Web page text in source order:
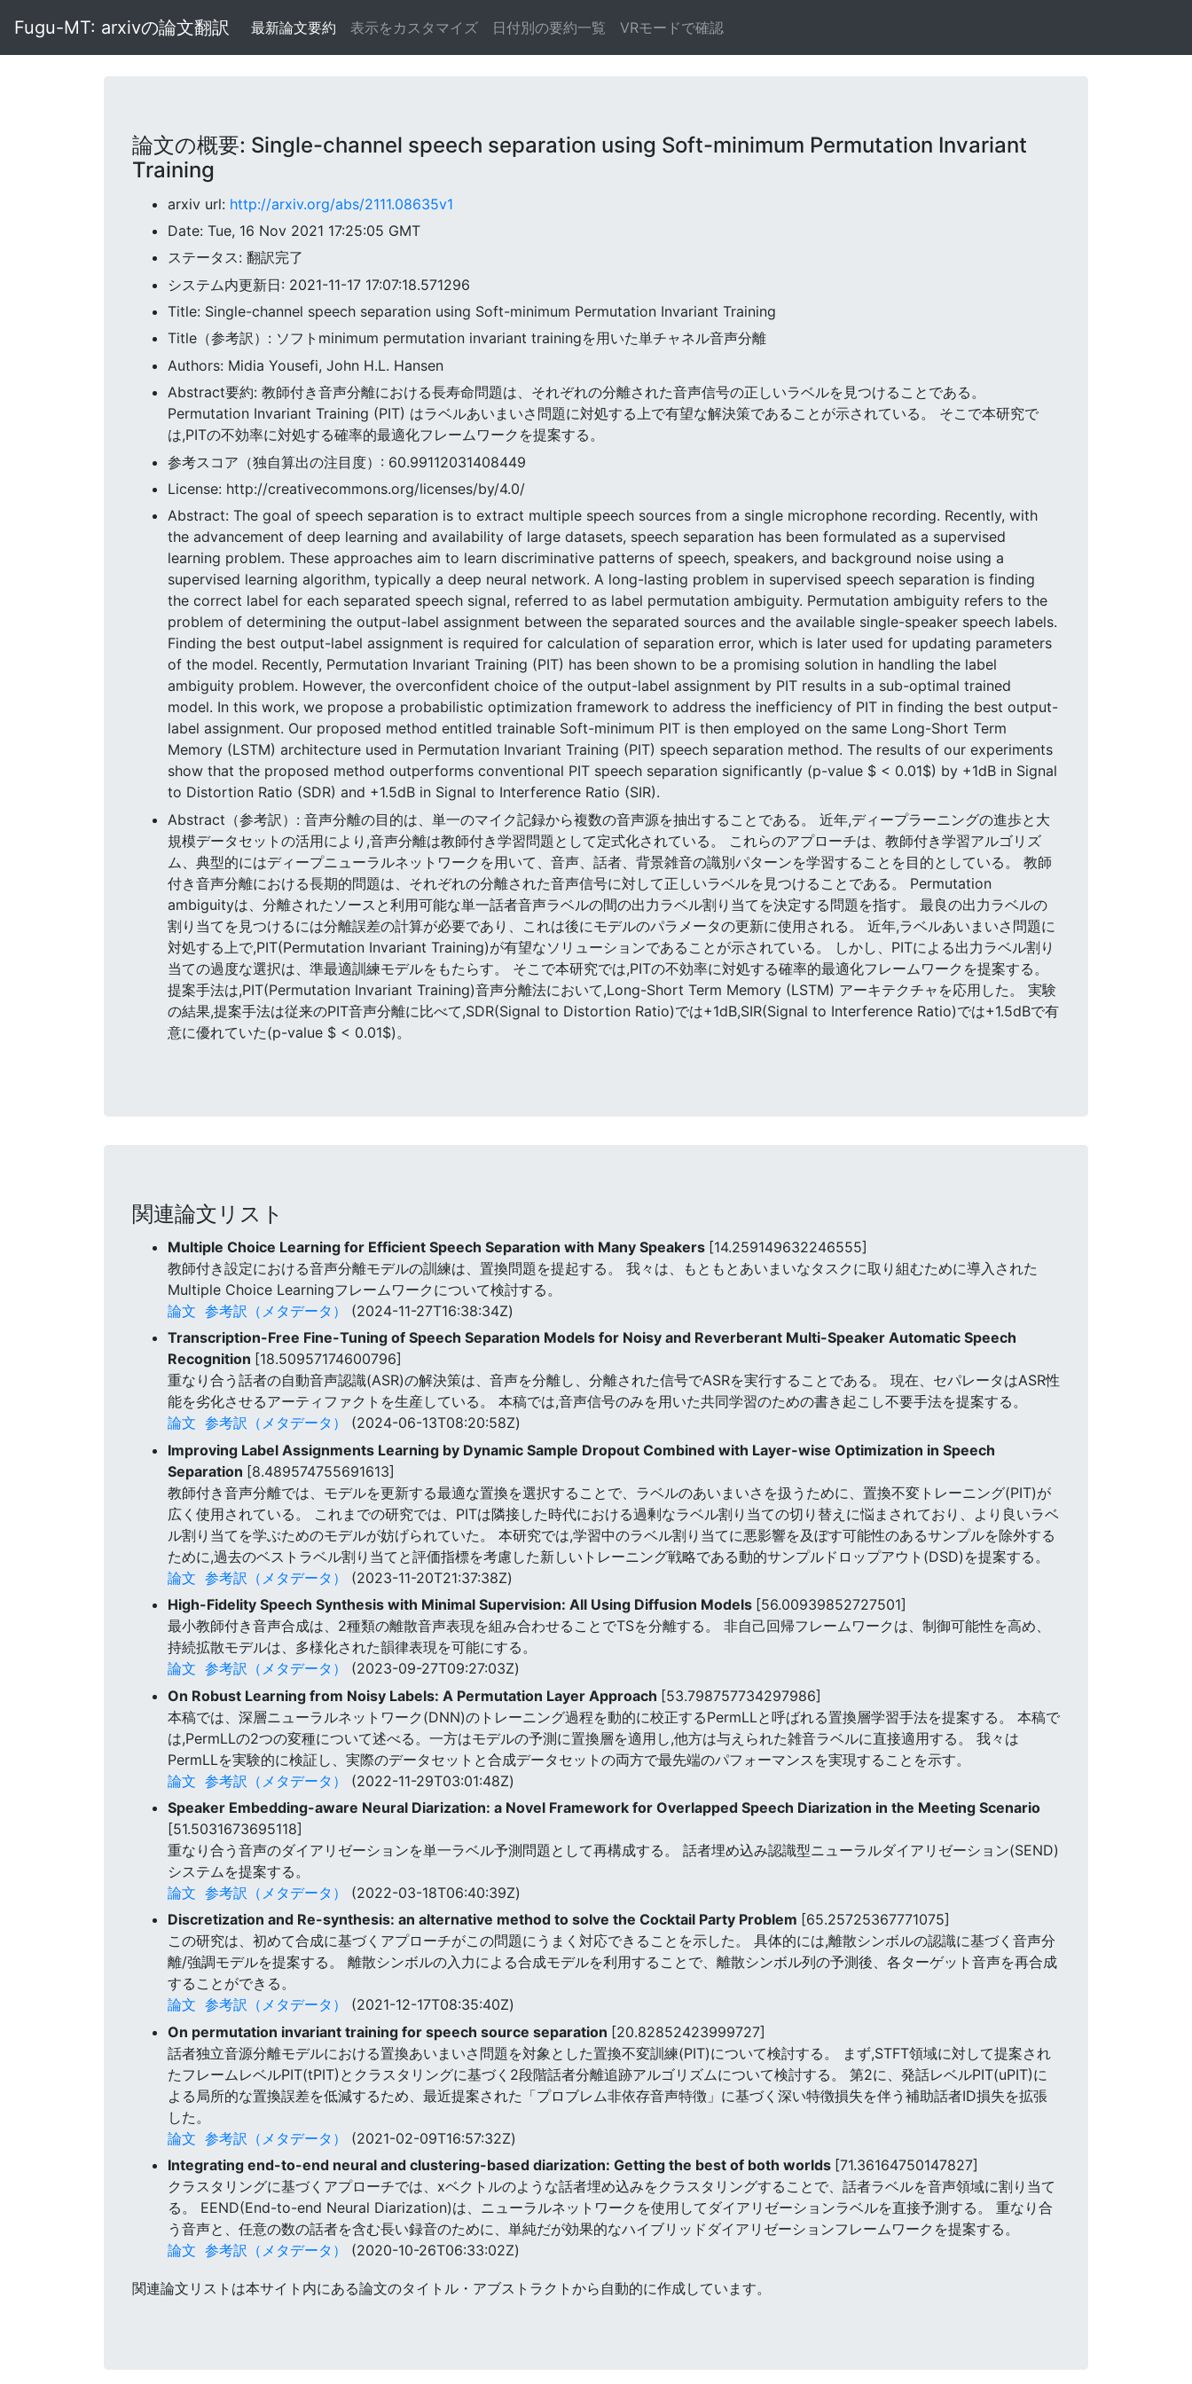
Fugu-MT: arxivの論文翻訳 最新論文要約 表示をカスタマイズ 日付別の要約一覧 VRモードで確認
論文の概要: Single-channel speech separation using Soft-minimum Permutation Invariant
Training
arxiv url: http://arxiv.org/abs/2111.08635v1
Date: Tue, 16 Nov 2021 17:25:05 GMT
ステータス: 翻訳完了
システム内更新日: 2021-11-17 17:07:18.571296
Title: Single-channel speech separation using Soft-minimum Permutation Invariant Training
Title（参考訳）: ソフトminimum permutation invariant trainingを用いた単チャネル音声分離
Authors: Midia Yousefi, John H.L. Hansen
Abstract要約: 教師付き音声分離における長寿命問題は、それぞれの分離された音声信号の正しいラベルを見つけることである。
Permutation Invariant Training (PIT) はラベルあいまいさ問題に対処する上で有望な解決策であることが示されている。 そこで本研究で
は,PITの不効率に対処する確率的最適化フレームワークを提案する。
参考スコア（独自算出の注目度）: 60.99112031408449
License: http://creativecommons.org/licenses/by/4.0/
Abstract: The goal of speech separation is to extract multiple speech sources from a single microphone recording. Recently, with
the advancement of deep learning and availability of large datasets, speech separation has been formulated as a supervised
learning problem. These approaches aim to learn discriminative patterns of speech, speakers, and background noise using a
supervised learning algorithm, typically a deep neural network. A long-lasting problem in supervised speech separation is finding
the correct label for each separated speech signal, referred to as label permutation ambiguity. Permutation ambiguity refers to the
problem of determining the output-label assignment between the separated sources and the available single-speaker speech labels.
Finding the best output-label assignment is required for calculation of separation error, which is later used for updating parameters
of the model. Recently, Permutation Invariant Training (PIT) has been shown to be a promising solution in handling the label
ambiguity problem. However, the overconfident choice of the output-label assignment by PIT results in a sub-optimal trained
model. In this work, we propose a probabilistic optimization framework to address the inefficiency of PIT in finding the best output-
label assignment. Our proposed method entitled trainable Soft-minimum PIT is then employed on the same Long-Short Term
Memory (LSTM) architecture used in Permutation Invariant Training (PIT) speech separation method. The results of our experiments
show that the proposed method outperforms conventional PIT speech separation significantly (p-value $ < 0.01$) by +1dB in Signal
to Distortion Ratio (SDR) and +1.5dB in Signal to Interference Ratio (SIR).
Abstract（参考訳）: 音声分離の目的は、単一のマイク記録から複数の音声源を抽出することである。 近年,ディープラーニングの進歩と大
規模データセットの活用により,音声分離は教師付き学習問題として定式化されている。 これらのアプローチは、教師付き学習アルゴリズ
ム、典型的にはディープニューラルネットワークを用いて、音声、話者、背景雑音の識別パターンを学習することを目的としている。 教師
付き音声分離における長期的問題は、それぞれの分離された音声信号に対して正しいラベルを見つけることである。 Permutation
ambiguityは、分離されたソースと利用可能な単一話者音声ラベルの間の出力ラベル割り当てを決定する問題を指す。 最良の出力ラベルの
割り当てを見つけるには分離誤差の計算が必要であり、これは後にモデルのパラメータの更新に使用される。 近年,ラベルあいまいさ問題に
対処する上で,PIT(Permutation Invariant Training)が有望なソリューションであることが示されている。 しかし、PITによる出力ラベル割り
当ての過度な選択は、準最適訓練モデルをもたらす。 そこで本研究では,PITの不効率に対処する確率的最適化フレームワークを提案する。
提案手法は,PIT(Permutation Invariant Training)音声分離法において,Long-Short Term Memory (LSTM) アーキテクチャを応用した。 実験
の結果,提案手法は従来のPIT音声分離に比べて,SDR(Signal to Distortion Ratio)では+1dB,SIR(Signal to Interference Ratio)では+1.5dBで有
意に優れていた(p-value $ < 0.01$)。
関連論文リスト
Multiple Choice Learning for Efficient Speech Separation with Many Speakers [14.259149632246555]
教師付き設定における音声分離モデルの訓練は、置換問題を提起する。 我々は、もともとあいまいなタスクに取り組むために導入された
Multiple Choice Learningフレームワークについて検討する。
論文 参考訳（メタデータ）
(2024-11-27T16:38:34Z)
Transcription-Free Fine-Tuning of Speech Separation Models for Noisy and Reverberant Multi-Speaker Automatic Speech
Recognition [18.50957174600796]
重なり合う話者の自動音声認識(ASR)の解決策は、音声を分離し、分離された信号でASRを実行することである。 現在、セパレータはASR性
能を劣化させるアーティファクトを生産している。 本稿では,音声信号のみを用いた共同学習のための書き起こし不要手法を提案する。
論文 参考訳（メタデータ）
(2024-06-13T08:20:58Z)
Improving Label Assignments Learning by Dynamic Sample Dropout Combined with Layer-wise Optimization in Speech
Separation [8.489574755691613]
教師付き音声分離では、モデルを更新する最適な置換を選択することで、ラベルのあいまいさを扱うために、置換不変トレーニング(PIT)が
広く使用されている。 これまでの研究では、PITは隣接した時代における過剰なラベル割り当ての切り替えに悩まされており、より良いラベ
ル割り当てを学ぶためのモデルが妨げられていた。 本研究では,学習中のラベル割り当てに悪影響を及ぼす可能性のあるサンプルを除外する
ために,過去のベストラベル割り当てと評価指標を考慮した新しいトレーニング戦略である動的サンプルドロップアウト(DSD)を提案する。
論文 参考訳（メタデータ）
(2023-11-20T21:37:38Z)
High-Fidelity Speech Synthesis with Minimal Supervision: All Using Diffusion Models [56.00939852727501]
最小教師付き音声合成は、2種類の離散音声表現を組み合わせることでTSを分離する。 非自己回帰フレームワークは、制御可能性を高め、
持続拡散モデルは、多様化された韻律表現を可能にする。
論文 参考訳（メタデータ）
(2023-09-27T09:27:03Z)
On Robust Learning from Noisy Labels: A Permutation Layer Approach [53.798757734297986]
本稿では、深層ニューラルネットワーク(DNN)のトレーニング過程を動的に校正するPermLLと呼ばれる置換層学習手法を提案する。 本稿で
は,PermLLの2つの変種について述べる。一方はモデルの予測に置換層を適用し,他方は与えられた雑音ラベルに直接適用する。 我々は
PermLLを実験的に検証し、実際のデータセットと合成データセットの両方で最先端のパフォーマンスを実現することを示す。
論文 参考訳（メタデータ）
(2022-11-29T03:01:48Z)
Speaker Embedding-aware Neural Diarization: a Novel Framework for Overlapped Speech Diarization in the Meeting Scenario
[51.5031673695118]
重なり合う音声のダイアリゼーションを単一ラベル予測問題として再構成する。 話者埋め込み認識型ニューラルダイアリゼーション(SEND)
システムを提案する。
論文 参考訳（メタデータ）
(2022-03-18T06:40:39Z)
Discretization and Re-synthesis: an alternative method to solve the Cocktail Party Problem [65.25725367771075]
この研究は、初めて合成に基づくアプローチがこの問題にうまく対応できることを示した。 具体的には,離散シンボルの認識に基づく音声分
離/強調モデルを提案する。 離散シンボルの入力による合成モデルを利用することで、離散シンボル列の予測後、各ターゲット音声を再合成
することができる。
論文 参考訳（メタデータ）
(2021-12-17T08:35:40Z)
On permutation invariant training for speech source separation [20.82852423999727]
話者独立音源分離モデルにおける置換あいまいさ問題を対象とした置換不変訓練(PIT)について検討する。 まず,STFT領域に対して提案され
たフレームレベルPIT(tPIT)とクラスタリングに基づく2段階話者分離追跡アルゴリズムについて検討する。 第2に、発話レベルPIT(uPIT)に
よる局所的な置換誤差を低減するため、最近提案された「プロブレム非依存音声特徴」に基づく深い特徴損失を伴う補助話者ID損失を拡張
した。
論文 参考訳（メタデータ）
(2021-02-09T16:57:32Z)
Integrating end-to-end neural and clustering-based diarization: Getting the best of both worlds [71.36164750147827]
クラスタリングに基づくアプローチでは、xベクトルのような話者埋め込みをクラスタリングすることで、話者ラベルを音声領域に割り当て
る。 EEND(End-to-end Neural Diarization)は、ニューラルネットワークを使用してダイアリゼーションラベルを直接予測する。 重なり合
う音声と、任意の数の話者を含む長い録音のために、単純だが効果的なハイブリッドダイアリゼーションフレームワークを提案する。
論文 参考訳（メタデータ） (2020-10-26T06:33:02Z)
関連論文リストは本サイト内にある論文のタイトル・アブストラクトから自動的に作成しています。